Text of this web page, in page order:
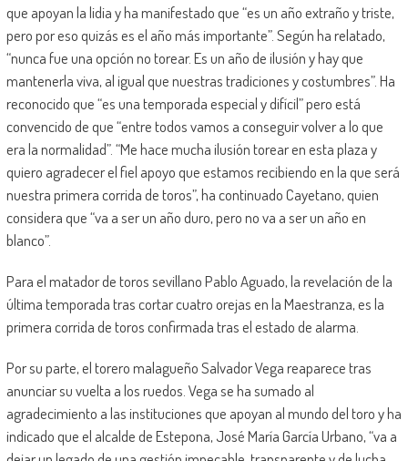
que apoyan la lidia y ha manifestado que “es un año extraño y triste,
pero por eso quizás es el año más importante”. Según ha relatado,
“nunca fue una opción no torear. Es un año de ilusión y hay que
mantenerla viva, al igual que nuestras tradiciones y costumbres”. Ha
reconocido que “es una temporada especial y difícil” pero está
convencido de que “entre todos vamos a conseguir volver a lo que
era la normalidad”. “Me hace mucha ilusión torear en esta plaza y
quiero agradecer el fiel apoyo que estamos recibiendo en la que será
nuestra primera corrida de toros”, ha continuado Cayetano, quien
considera que “va a ser un año duro, pero no va a ser un año en
blanco”.
Para el matador de toros sevillano Pablo Aguado, la revelación de la
última temporada tras cortar cuatro orejas en la Maestranza, es la
primera corrida de toros confirmada tras el estado de alarma.
Por su parte, el torero malagueño Salvador Vega reaparece tras
anunciar su vuelta a los ruedos. Vega se ha sumado al
agradecimiento a las instituciones que apoyan al mundo del toro y ha
indicado que el alcalde de Estepona, José María García Urbano, “va a